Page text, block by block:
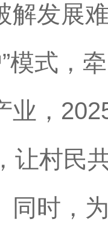
解发展
模式，
业，
让村民
同时，